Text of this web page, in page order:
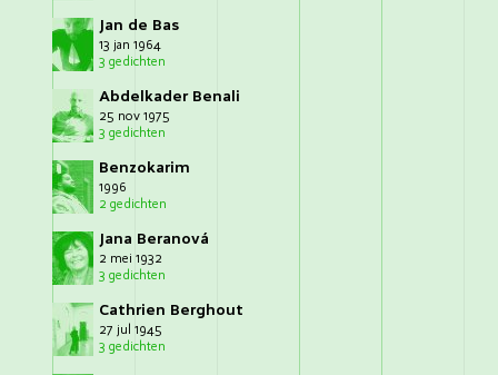
Jan de Bas
13 jan 1964
3 gedichten
Abdelkader Benali
25 nov 1975
3 gedichten
Benzokarim
1996
2 gedichten
Jana Beranová
2 mei 1932
3 gedichten
Cathrien Berghout
27 jul 1945
3 gedichten